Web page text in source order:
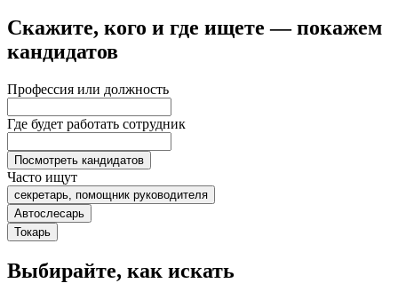
Скажите, кого и где ищете — покажем
кандидатов
Профессия или должность
Где будет работать сотрудник
Посмотреть кандидатов
Часто ищут
секретарь, помощник руководителя
Автослесарь
Токарь
Выбирайте, как искать